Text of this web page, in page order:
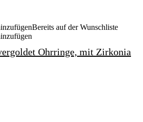
Bereits auf der Wunschliste
Ohrringe, mit Zirkonia